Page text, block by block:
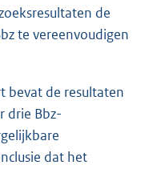
de
te vereenvoudigen
bevat de resultaten
drie Bbz-
dat het